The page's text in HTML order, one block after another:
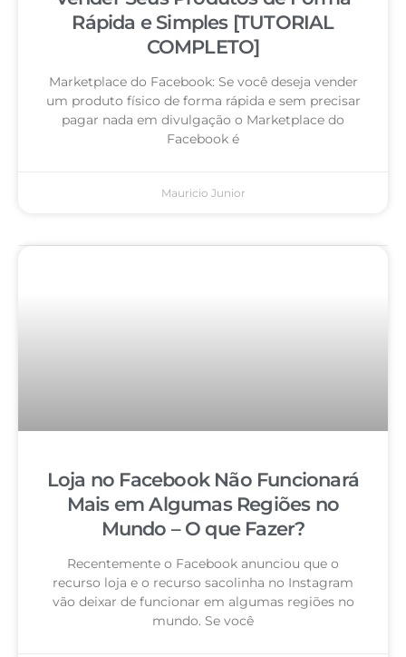
Rápida e Simples [TUTORIAL
COMPLETO]
Marketplace do Facebook: Se você deseja vender
um produto físico de forma rápida e sem precisar
pagar nada em divulgação o Marketplace do
Facebook é
Mauricio Junior
Loja no Facebook Não Funcionará
Mais em Algumas Regiões no
Mundo – O que Fazer?
Recentemente o Facebook anunciou que o
recurso loja e o recurso sacolinha no Instagram
vão deixar de funcionar em algumas regiões no
mundo. Se você